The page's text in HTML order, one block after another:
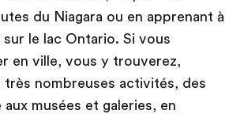
du Niagara ou en apprenant à
le lac Ontario. Si vous
en ville, vous y trouverez,
très nombreuses activités, des
musées et galeries, en